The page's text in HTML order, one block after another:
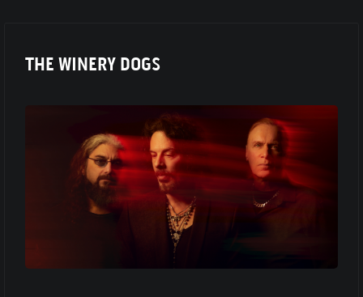
THE WINERY DOGS